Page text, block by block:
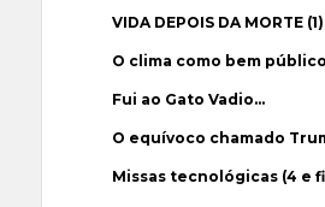
VIDA DEPOIS DA MORTE (1)
O clima como bem
Fui ao Gato Vadio…
O equívoco chamado
Missas tecnológicas (4 e